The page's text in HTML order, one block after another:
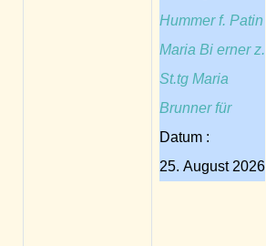
Hummer f. Patin
Maria Bi erner z.
St.tg Maria
Brunner für
Datum :
25. August 2026